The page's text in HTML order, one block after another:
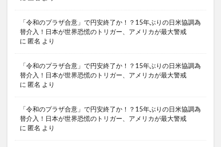
「令和のプラザ合意」で円安終了か！？15年ぶりの日米協調為
替介入！日本が世界恐慌のトリガー、アメリカが最大警戒
に 匿名 より
「令和のプラザ合意」で円安終了か！？15年ぶりの日米協調為
替介入！日本が世界恐慌のトリガー、アメリカが最大警戒
に 匿名 より
「令和のプラザ合意」で円安終了か！？15年ぶりの日米協調為
替介入！日本が世界恐慌のトリガー、アメリカが最大警戒
に 匿名 より